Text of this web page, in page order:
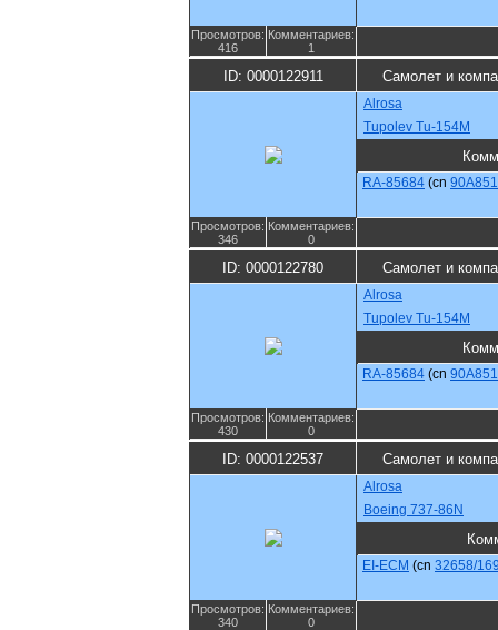
Просмотров:
416
Комментариев:
1
ID: 0000122911 Самолет и
Alrosa
Tupolev Tu-154M
RA-85684 (cn 90A851
Просмотров:
346
Комментариев:
0
ID: 0000122780 Самолет и
Alrosa
Tupolev Tu-154M
RA-85684 (cn 90A851
Просмотров:
430
Комментариев:
0
ID: 0000122537 Самолет и
Alrosa
Boeing 737-86N
EI-ECM (cn 32658/
Просмотров:
340
Комментариев:
0